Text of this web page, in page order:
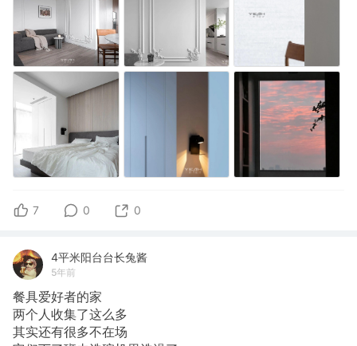
7 0 0
4平米阳台台长兔酱
5年前
餐具爱好者的家
两个人收集了这么多
其实还有很多不在场